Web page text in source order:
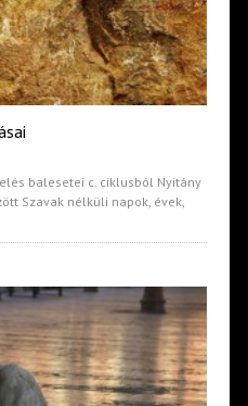
balesetei c. ciklusból Nyitány
Szavak nélküli napok, évek,